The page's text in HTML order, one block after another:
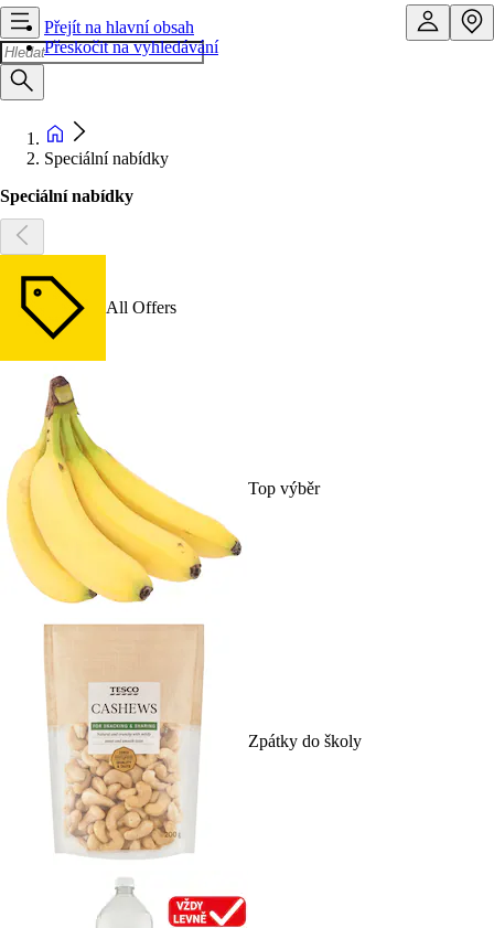
Přejít na hlavní obsah
Přeskočit na vyhledávání
Speciální nabídky
Speciální nabídky
All Offers
Top výběr
Zpátky do školy